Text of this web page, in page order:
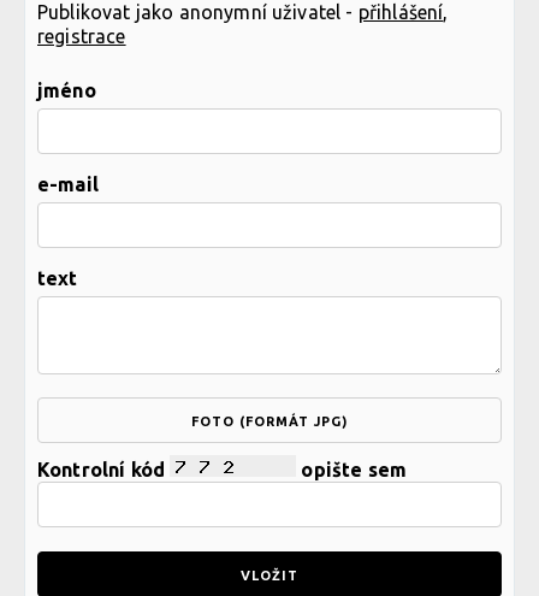
Publikovat jako anonymní uživatel - přihlášení
registrace
jméno
e-mail
text
FOTO (FORMÁT JPG)
Kontrolní kód opište sem